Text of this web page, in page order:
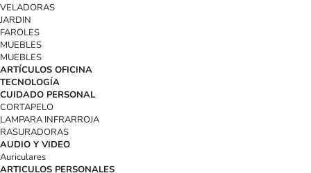
VELADORAS
JARDIN
FAROLES
MUEBLES
MUEBLES
ARTÍCULOS OFICINA
TECNOLOGÍA
CUIDADO PERSONAL
CORTAPELO
LAMPARA INFRARROJA
RASURADORAS
AUDIO Y VIDEO
Auriculares
ARTICULOS PERSONALES